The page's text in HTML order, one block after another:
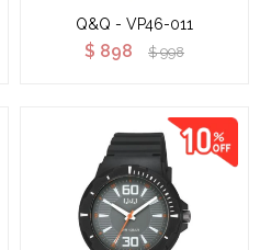
Q&Q - VP46-011
$ 898 $ 998